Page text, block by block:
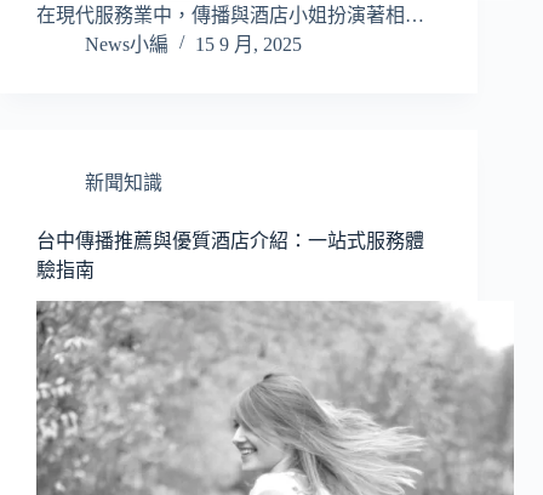
在現代服務業中，傳播與酒店小姐扮演著相…
News小編
15 9 月, 2025
新聞知識
台中傳播推薦與優質酒店介紹：一站式服務體
驗指南